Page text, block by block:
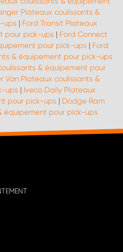
Plateaux coulissants &
ups | Ford Transit Plateaux
pour pick-ups | Ford Connect
pour pick-ups | Ford
& équipement pour pick-ups
& équipement pour
Van Plateaux coulissants &
ups | Iveco Daily Plateaux
pour pick-ups | Dodge Ram
équipement pour pick-ups